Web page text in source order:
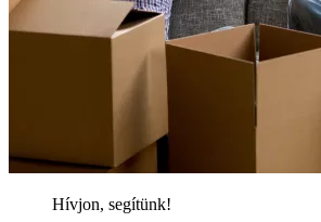
Hívjon, segítünk!